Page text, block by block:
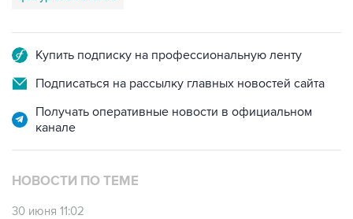
Купить подписку на профессиональную ленту
Подписаться на рассылку главных новостей сайта
Получать оперативные новости в официальном
канале
НОВОСТИ ПО ТЕМЕ
30 июня 11:02